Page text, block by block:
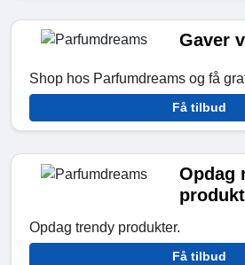
Gaver
Shop hos Parfumdreams og få
Få tilbud
Opdag
Opdag trendy produkter.
Få tilbud